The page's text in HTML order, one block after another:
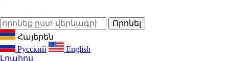
Հայերեն
Русский
English
Լրահոս